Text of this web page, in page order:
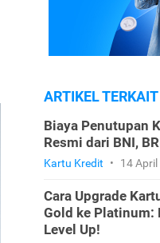
ARTIKEL TERKAIT
Biaya Penutupan
Resmi dari BNI,
Kartu Kredit • 14
Cara Upgrade
Gold ke Platinum:
Level Up!